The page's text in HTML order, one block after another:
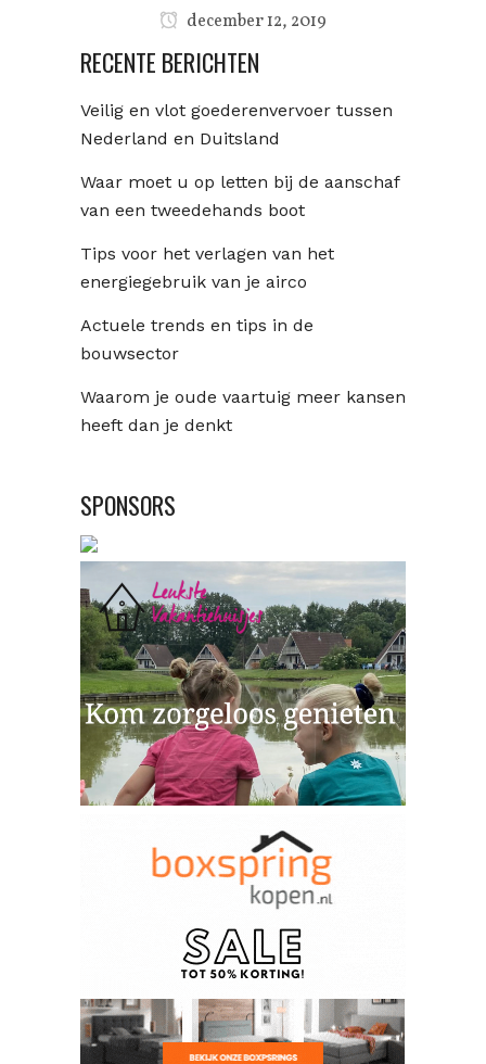
december 12, 2019
RECENTE BERICHTEN
Veilig en vlot goederenvervoer tussen
Nederland en Duitsland
Waar moet u op letten bij de aanschaf
van een tweedehands boot
Tips voor het verlagen van het
energiegebruik van je airco
Actuele trends en tips in de
bouwsector
Waarom je oude vaartuig meer kansen
heeft dan je denkt
SPONSORS